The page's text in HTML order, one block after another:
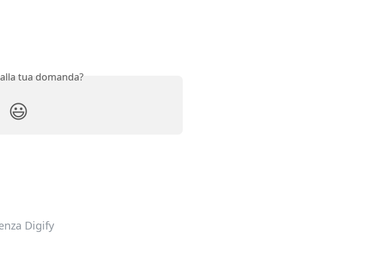
tua domanda?
😃